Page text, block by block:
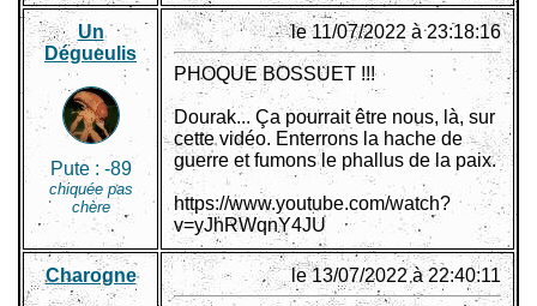
Un
Dégueulis
Pute : -89
chiquée pas
chère
le 11/07/2022 à 23:18:16
PHOQUE BOSSUET !!!
Dourak... Ça pourrait être nous, là, sur
cette vidéo. Enterrons la hache de
guerre et fumons le phallus de la paix.
https://www.youtube.com/watch?
v=yJhRWqnY4JU
Charogne le 13/07/2022 à 22:40:11